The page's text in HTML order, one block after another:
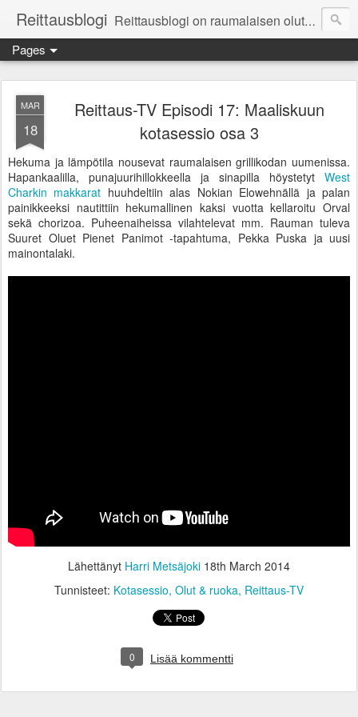
Reittausblogi Reittausblogi on raumalaisen olutharrastajan blogi. Reittaus (rating) tarkoittaa asioiden arvioimista. Reittausblogissa paneudutaan panemisen lopputuotteisiin eli arvioidaan oluita, puolueettomasti.
Pages
MAR
18
Reittaus-TV Episodi 17: Maaliskuun
kotasessio osa 3
Hekuma ja lämpötila nousevat raumalaisen grillikodan uumenissa.
Hapankaalilla, punajuurihillokkeella ja sinapilla höystetyt West
Charkin makkarat huuhdeltiin alas Nokian Elowehnällä ja palan
painikkeeksi nautittiin hekumallinen kaksi vuotta kellaroitu Orval
sekä chorizoa. Puheenaiheissa vilahtelevat mm. Rauman tuleva
Suuret Oluet Pienet Panimot -tapahtuma, Pekka Puska ja uusi
mainontalaki.
Lähettänyt Harri Metsäjoki 18th March 2014
Tunnisteet: Kotasessio Olut & ruoka Reittaus-TV
0 Lisää kommentti